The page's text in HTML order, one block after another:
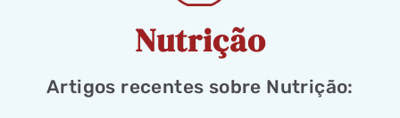
Nutrição
Artigos recentes sobre Nutrição: